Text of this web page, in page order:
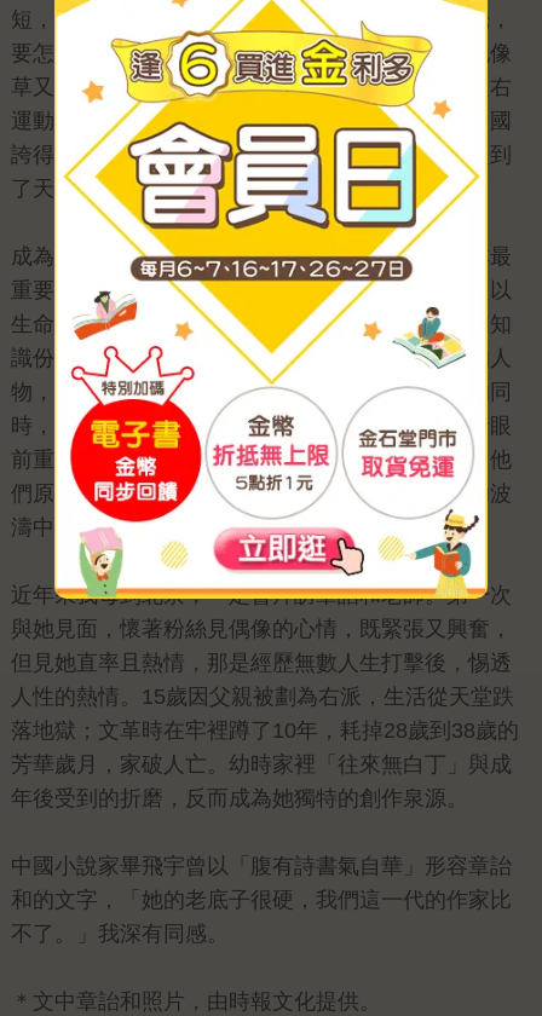
短，要做的事太多。現在覺得怎麼有那麼多的時光，
要怎麼過才能過完。萋萋之纖草，落落之長松。他像
草又似松，在寒風中苦苦掙扎……一九五七年的反右
運動中，翦伯贊發言把舊社會說成是地獄，把新中國
誇得像天堂，現在他真不知自己是入了地獄，還是到
了天堂。」
成為出版人後，有機會重新包裝章詒和老師這三本最
重要的作品，重新細讀她的文字，益發感受到她是以
生命在書寫，她近身描繪自幼曾接觸與互動的中國知
識份子與名伶。這些中國現代史上曾經風流一時的人
物，或許並不為如今的讀者所熟知，但章詒下筆的同
時，已架構出時代洪流的舞台，讓這些人物在讀者眼
前重新演出一齣齣令人讚歎不已又不勝唏噓的戲。他
們原本心比天高，但在大陸「反右」與「文革」的波
濤中，卻命比紙薄。
近年來我每到北京，一定會拜訪章詒和老師。第一次
與她見面，懷著粉絲見偶像的心情，既緊張又興奮，
但見她直率且熱情，那是經歷無數人生打擊後，惕透
人性的熱情。15歲因父親被劃為右派，生活從天堂跌
落地獄；文革時在牢裡蹲了10年，耗掉28歲到38歲的
芳華歲月，家破人亡。幼時家裡「往來無白丁」與成
年後受到的折磨，反而成為她獨特的創作泉源。
中國小說家畢飛宇曾以「腹有詩書氣自華」形容章詒
和的文字，「她的老底子很硬，我們這一代的作家比
不了。」我深有同感。
＊文中章詒和照片，由時報文化提供。